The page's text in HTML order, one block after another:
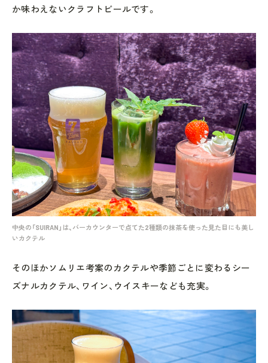
か味わえないクラフトビールです。
中央の「SUIRAN」は、バーカウンターで点てた2種類の抹茶を使った見た目にも美し
いカクテル
そのほかソムリエ考案のカクテルや季節ごとに変わるシー
ズナルカクテル、ワイン、ウイスキーなども充実。